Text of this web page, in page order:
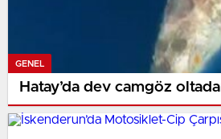
GENEL
Hatay’da dev camgöz